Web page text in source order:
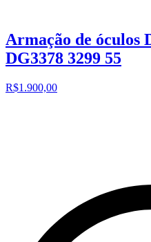
Armação de óculos
DG3378 3299 55
R$1.900,00